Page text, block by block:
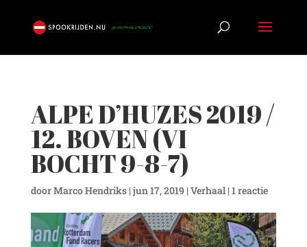
ALPE D’HUZES 2019 /
12. BOVEN (VI
BOCHT 9-8-7)
doorMarco Hendriks| jun 17, 2019 | Verhaal| 1 reactie